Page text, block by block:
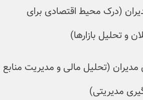
اقتصادی برای
مالی و مدیریت منابع